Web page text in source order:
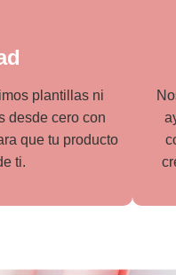
plantillas ni
desde cero con
que tu producto
ti.